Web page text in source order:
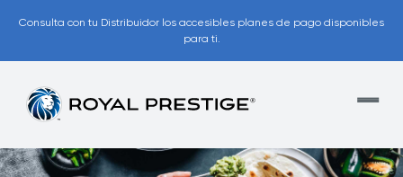
Consulta con tu Distribuidor los accesibles planes de pago disponibles
para ti.